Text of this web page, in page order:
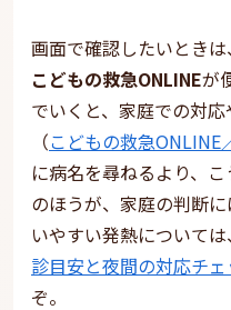
画面で確認したいとき
こどもの救急ONLINEが
でいくと、家庭での対
（こどもの救急ONLINE
に病名を尋ねるより、こ
のほうが、家庭の判断
いやすい発熱については
診目安と夜間の対応チ
ぞ。